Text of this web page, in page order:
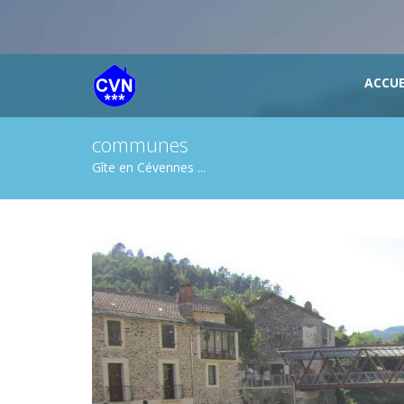
communes
Gîte en Cévennes ...